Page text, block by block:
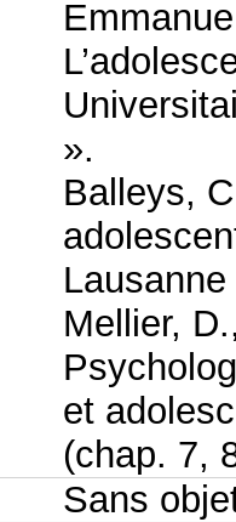
».
Balleys,
Mellier,
et
(chap. 7,
Sans